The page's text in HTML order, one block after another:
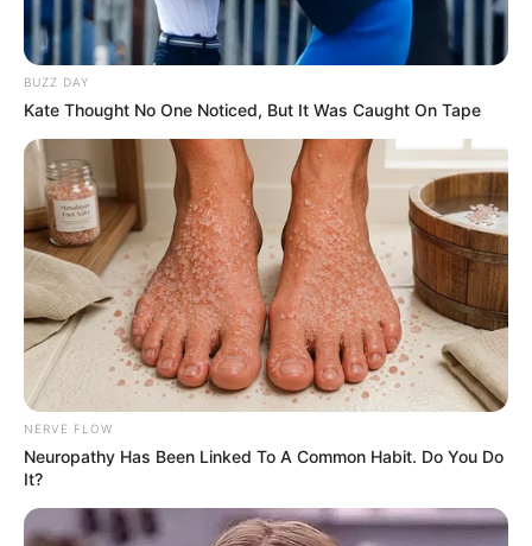
Yasmin Napper Aura Kasih
TULIS KOMENTAR
Alamat email Anda tidak akan dipublikasikan. Ruas yang wajib ditandai*
BUZZ DAY
Kate Thought No One Noticed, But It Was Caught On Tape
NERVE FLOW
Neuropathy Has Been Linked To A Common Habit. Do You Do
It?